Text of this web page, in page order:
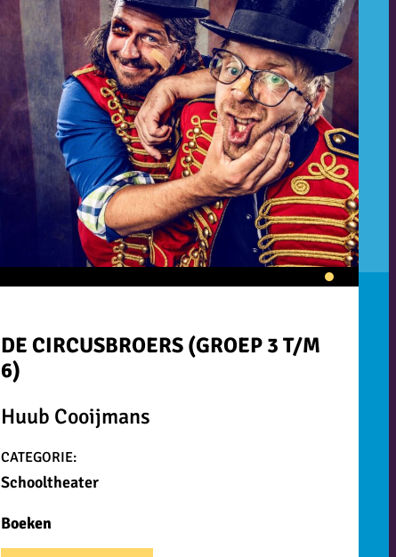
DE CIRCUSBROERS (GROEP 3 T/M
6)
Huub Cooijmans
CATEGORIE:
Schooltheater
Boeken